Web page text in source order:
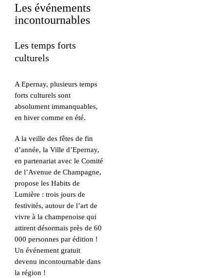
Les événements
incontournables
Les temps forts
culturels
A Epernay, plusieurs temps
forts culturels sont
absolument immanquables,
en hiver comme en été.
A la veille des fêtes de fin
d’année, la Ville d’Epernay,
en partenariat avec le Comité
de l’Avenue de Champagne,
propose les Habits de
Lumière : trois jours de
festivités, autour de l’art de
vivre à la champenoise qui
attirent désormais près de 60
000 personnes par édition !
Un événement gratuit
devenu incontournable dans
la région !